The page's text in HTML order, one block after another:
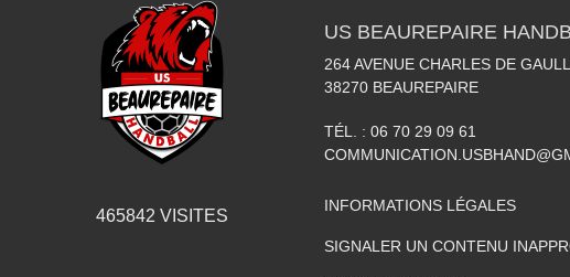
465842 VISITES
US BEAUREPAIRE
264 AVENUE CHARLES DE
38270 BEAUREPAIRE
TÉL. : 06 70 29 09 61
INFORMATIONS LÉGALES
SIGNALER UN CONTENU